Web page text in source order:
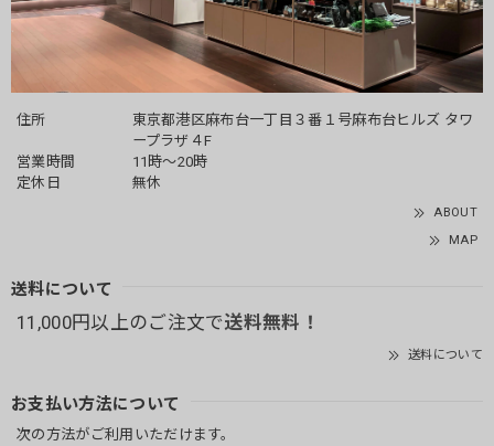
住所
東京都港区麻布台一丁目３番１号麻布台ヒルズ タワ
ープラザ４F
営業時間
11時～20時
定休日
無休
ABOUT
MAP
送料について
11,000円以上のご注文で送料無料！
送料について
お支払い方法について
次の方法がご利用いただけます。